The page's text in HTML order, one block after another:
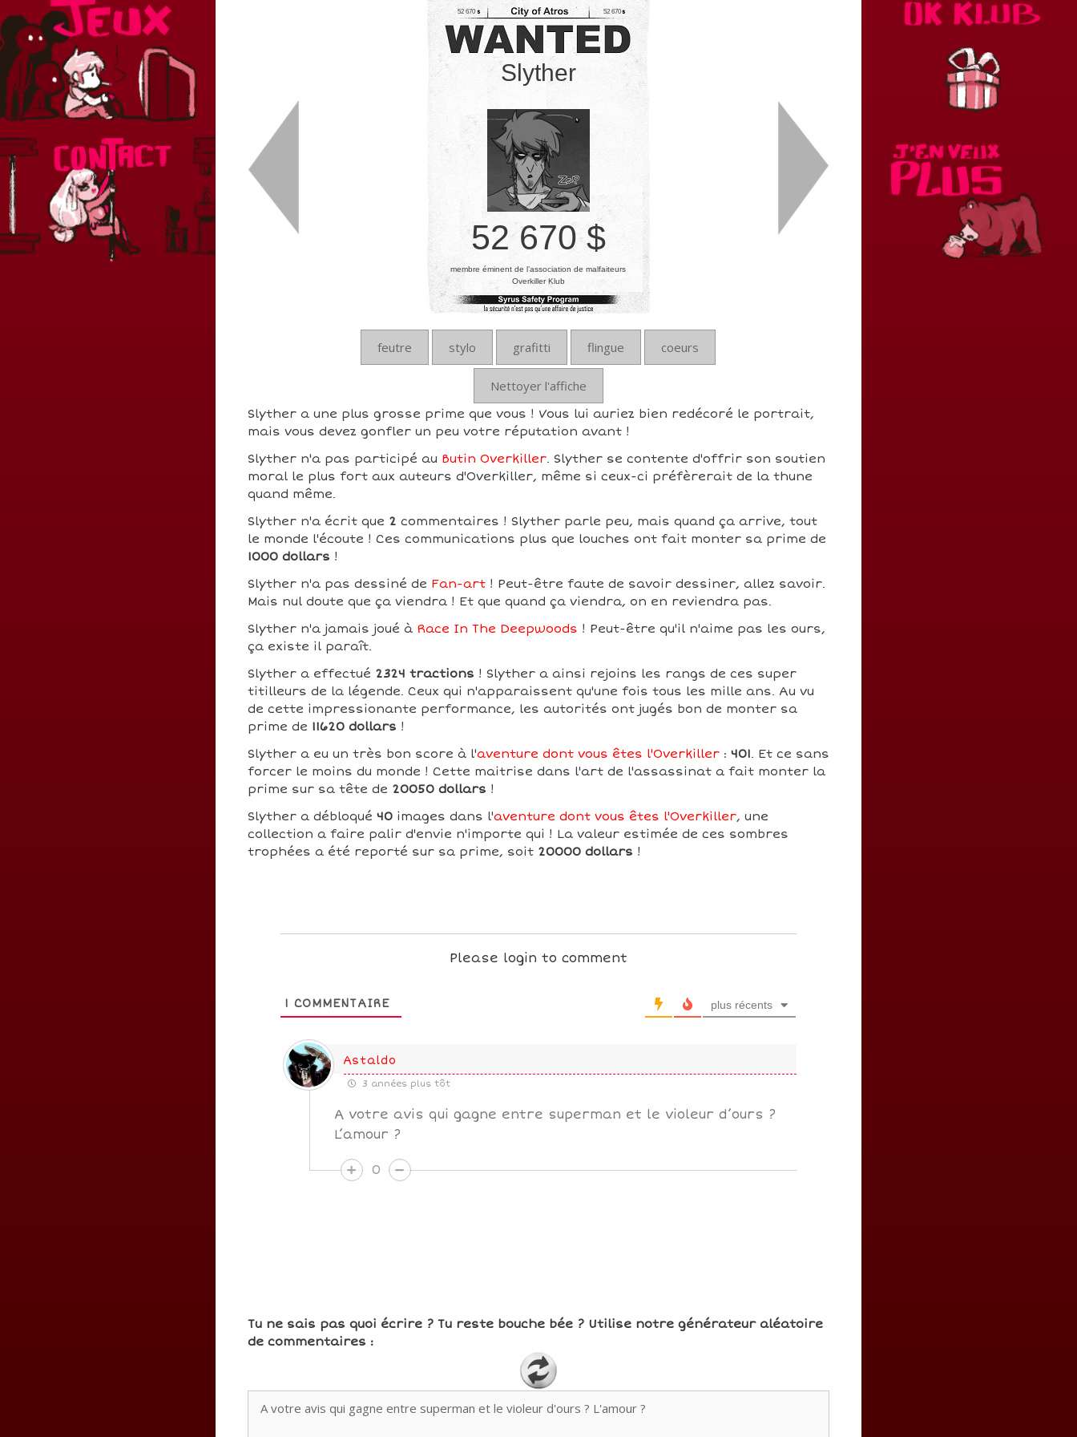
52 670
Slyther
52 670
52 670 $
membre éminent de l’association de malfaiteurs
Overkiller Klub
feutre stylo grafitti flingue coeurs
Nettoyer l'affiche
Slyther a une plus grosse prime que vous ! Vous lui auriez bien redécoré le portrait,
mais vous devez gonfler un peu votre réputation avant !
Slyther n'a pas participé au Butin Overkiller. Slyther se contente d'offrir son soutien
moral le plus fort aux auteurs d'Overkiller, même si ceux-ci préfèrerait de la thune
quand même.
Slyther n'a écrit que 2 commentaires ! Slyther parle peu, mais quand ça arrive, tout
le monde l'écoute ! Ces communications plus que louches ont fait monter sa prime de
1000 dollars !
Slyther n'a pas dessiné de Fan-art! Peut-être faute de savoir dessiner, allez savoir.
Mais nul doute que ça viendra ! Et que quand ça viendra, on en reviendra pas.
Slyther n'a jamais joué à Race In The Deepwoods ! Peut-être qu'il n'aime pas les ours,
ça existe il paraît.
Slyther a effectué 2324 tractions ! Slyther a ainsi rejoins les rangs de ces super
titilleurs de la légende. Ceux qui n'apparaissent qu'une fois tous les mille ans. Au vu
de cette impressionante performance, les autorités ont jugés bon de monter sa
prime de 11620 dollars !
Slyther a eu un très bon score à l'aventure dont vous êtes l'Overkiller: 401. Et ce sans
forcer le moins du monde ! Cette maitrise dans l'art de l'assassinat a fait monter la
prime sur sa tête de 20050 dollars !
Slyther a débloqué 40images dans l'aventure dont vous êtes l'Overkiller, une
collection a faire palir d'envie n'importe qui ! La valeur estimée de ces sombres
trophées a été reporté sur sa prime, soit 20000 dollars !
Please login to comment
1 COMMENTAIRE plus récents
Astaldo
3 années plus tôt
A votre avis qui gagne entre superman et le violeur d’ours ?
L’amour ?
0
Tu ne sais pas quoi écrire ? Tu reste bouche bée ? Utilise notre générateur aléatoire
de commentaires :